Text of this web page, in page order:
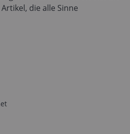
die alle Sinne